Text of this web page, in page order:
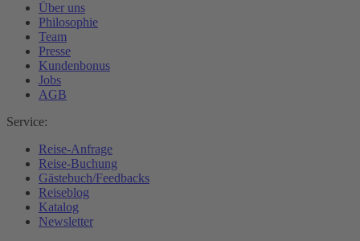
Über uns
Philosophie
Team
Presse
Kundenbonus
Jobs
AGB
Service:
Reise-Anfrage
Reise-Buchung
Gästebuch/Feedbacks
Reiseblog
Katalog
Newsletter